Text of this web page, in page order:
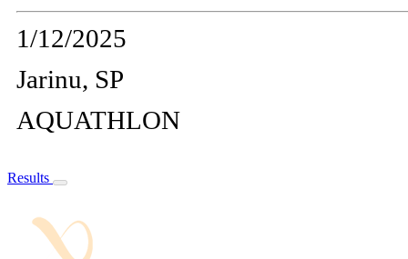
1/12/2025
Jarinu, SP
AQUATHLON
Results